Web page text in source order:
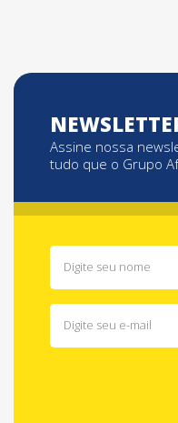
Assine nossa
tudo que o Grupo